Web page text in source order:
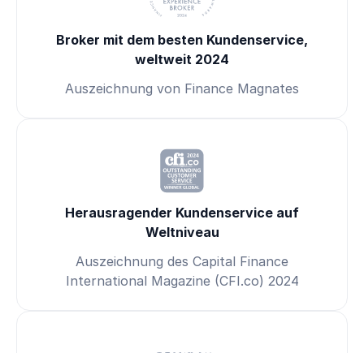
Broker mit dem besten Kundenservice,
weltweit 2024
Auszeichnung von Finance Magnates
Herausragender Kundenservice auf
Weltniveau
Auszeichnung des Capital Finance
International Magazine (CFI.co) 2024